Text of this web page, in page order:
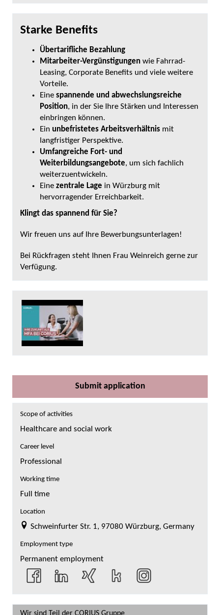
Starke Benefits
Übertarifliche Bezahlung
Mitarbeiter-Vergünstigungen wie Fahrrad-
Leasing, Corporate Benefits und viele weitere
Vorteile.
Eine spannende und abwechslungsreiche
Position, in der Sie Ihre Stärken und Interessen
einbringen können.
Ein unbefristetes Arbeitsverhältnis mit
langfristiger Perspektive.
Umfangreiche Fort- und
Weiterbildungsangebote, um sich fachlich
weiterzuentwickeln.
Eine zentrale Lage in Würzburg mit
hervorragender Erreichbarkeit.
Klingt das spannend für Sie?
Wir freuen uns auf Ihre Bewerbungsunterlagen!
Bei Rückfragen steht Ihnen Frau Weinreich gerne zur
Verfügung.
Submit application
Scope of activities
Healthcare and social work
Career level
Professional
Working time
Full time
Location
Schweinfurter Str. 1, 97080 Würzburg, Germany
Employment type
Permanent employment